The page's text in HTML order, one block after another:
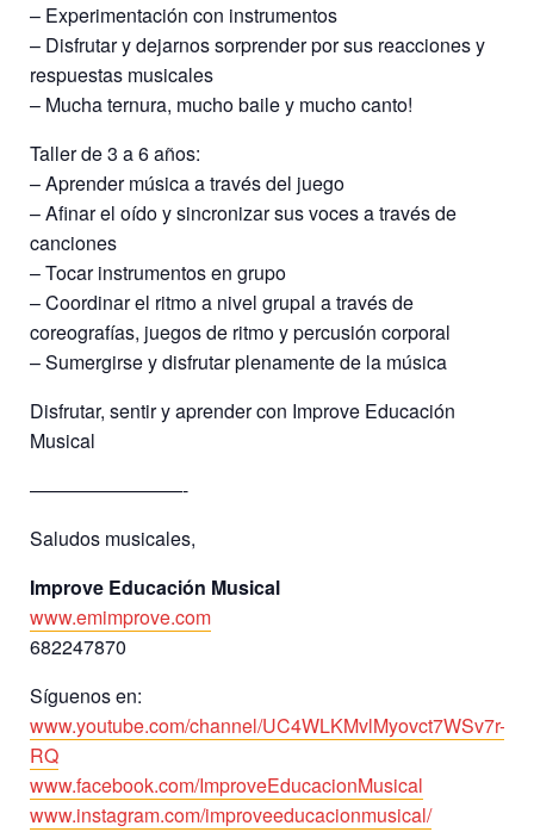
– Experimentación con instrumentos
– Disfrutar y dejarnos sorprender por sus reacciones y
respuestas musicales
– Mucha ternura, mucho baile y mucho canto!
Taller de 3 a 6 años:
– Aprender música a través del juego
– Afinar el oído y sincronizar sus voces a través de
canciones
– Tocar instrumentos en grupo
– Coordinar el ritmo a nivel grupal a través de
coreografías, juegos de ritmo y percusión corporal
– Sumergirse y disfrutar plenamente de la música
Disfrutar, sentir y aprender con Improve Educación
Musical
————————-
Saludos musicales,
Improve Educación Musical
www.emimprove.com
682247870
Síguenos en:
www.youtube.com/channel/UC4WLKMvlMyovct7WSv7r-
RQ
www.facebook.com/ImproveEducacionMusical
www.instagram.com/improveeducacionmusical/